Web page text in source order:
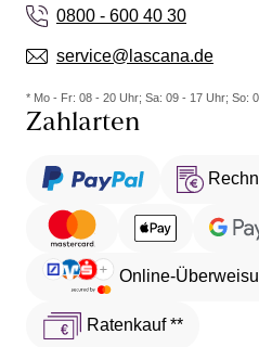
0800 - 600 40 30
service@lascana.de
* Mo - Fr: 08 - 20 Uhr; Sa: 09 - 17 Uhr; So:
Zahlarten
Online-
Ratenkauf **